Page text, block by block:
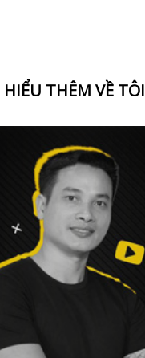
HIỂU THÊM VỀ TÔI